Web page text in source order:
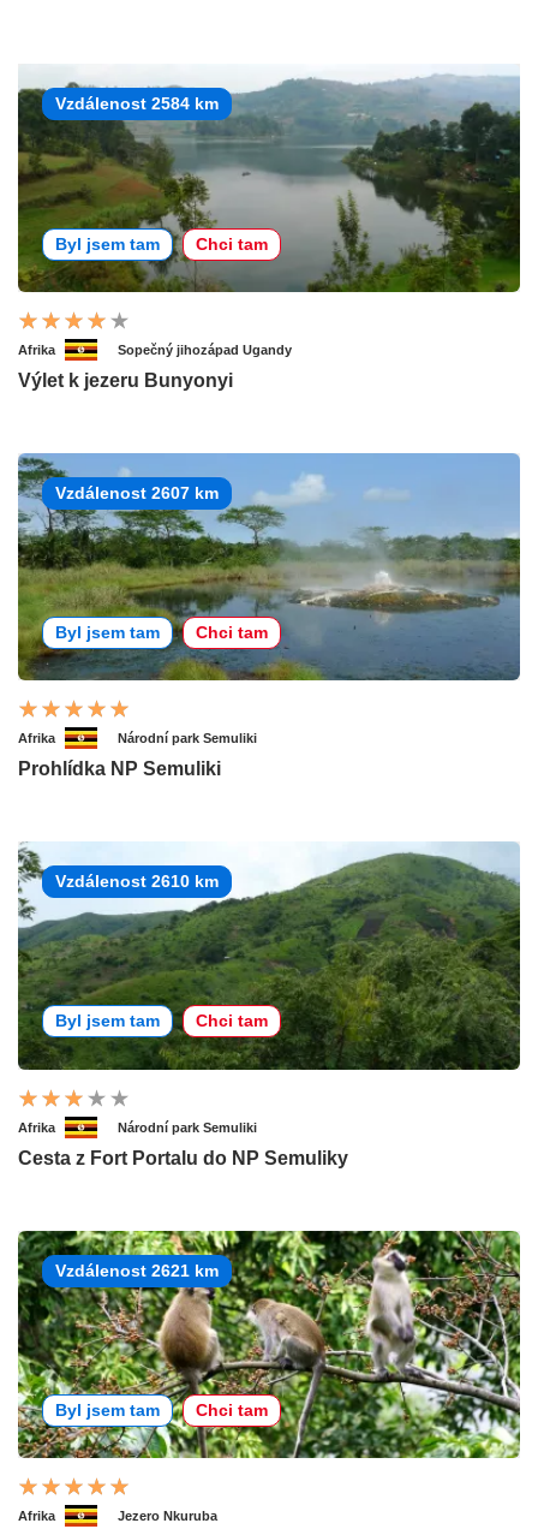
Vzdálenost 2584 km
Byl jsem tam Chci tam
Afrika Sopečný jihozápad Ugandy
Výlet k jezeru Bunyonyi
Vzdálenost 2607 km
Byl jsem tam Chci tam
Afrika Národní park Semuliki
Prohlídka NP Semuliki
Vzdálenost 2610 km
Byl jsem tam Chci tam
Afrika Národní park Semuliki
Cesta z Fort Portalu do NP Semuliky
Vzdálenost 2621 km
Byl jsem tam Chci tam
Afrika Jezero Nkuruba